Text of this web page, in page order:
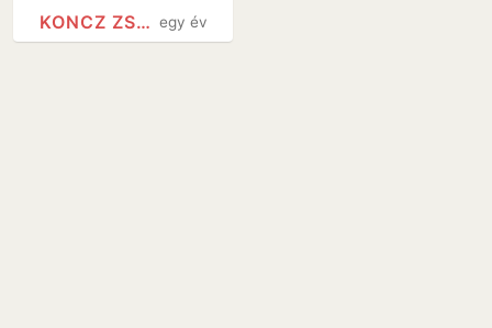
egy év
KONCZ ZSUZSA